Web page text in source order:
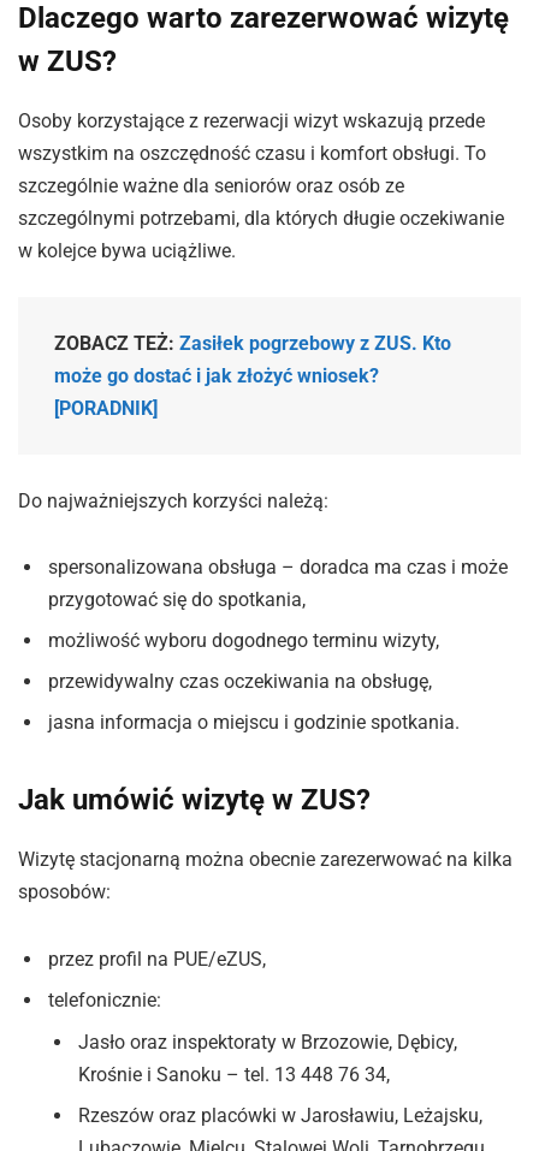
Dlaczego warto zarezerwować wizytę
w ZUS?
Osoby korzystające z rezerwacji wizyt wskazują przede
wszystkim na oszczędność czasu i komfort obsługi. To
szczególnie ważne dla seniorów oraz osób ze
szczególnymi potrzebami, dla których długie oczekiwanie
w kolejce bywa uciążliwe.
ZOBACZ TEŻ: Zasiłek pogrzebowy z ZUS. Kto
może go dostać i jak złożyć wniosek?
[PORADNIK]
Do najważniejszych korzyści należą:
spersonalizowana obsługa – doradca ma czas i może
przygotować się do spotkania,
możliwość wyboru dogodnego terminu wizyty,
przewidywalny czas oczekiwania na obsługę,
jasna informacja o miejscu i godzinie spotkania.
Jak umówić wizytę w ZUS?
Wizytę stacjonarną można obecnie zarezerwować na kilka
sposobów:
przez profil na PUE/eZUS,
telefonicznie:
Jasło oraz inspektoraty w Brzozowie, Dębicy,
Krośnie i Sanoku – tel. 13 448 76 34,
Rzeszów oraz placówki w Jarosławiu, Leżajsku,